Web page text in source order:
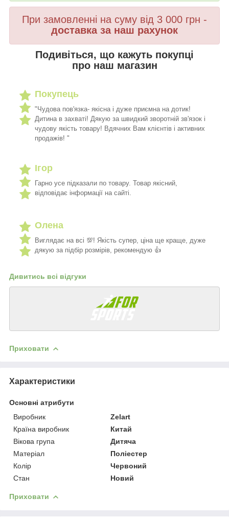
При замовленні на суму від 3 000 грн -
доставка за наш рахунок
Подивіться, що кажуть покупці
про наш магазин
Покупець
"Чудова пов'язка- якісна і дуже приємна на дотик!
Дитина в захваті! Дякую за швидкий зворотній зв'язок і
чудову якість товару! Вдячних Вам клієнтів і активних
продажів! "
Ігор
Гарно усе підказали по товару. Товар якісний,
відповідає інформації на сайті.
Олена
Виглядає на всі 💯! Якість супер, ціна ще краще, дуже
дякую за підбір розмірів, рекомендую 👍
Дивитись всі відгуки
Приховати
Характеристики
Основні атрибути
Виробник
Zelart
Країна виробник
Китай
Вікова група
Дитяча
Матеріал
Поліестер
Колір
Червоний
Стан
Новий
Приховати